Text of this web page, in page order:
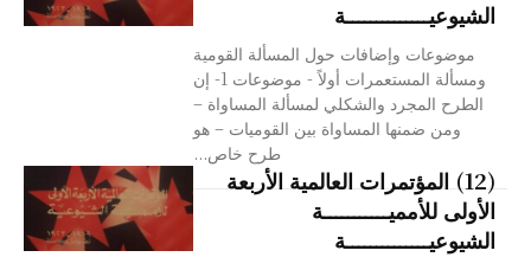
الشيوعيــــــــــــــة
موضوعات وإضافات حول المسألة القومية
ومسألة المستعمرات أولاً - موضوعات 1- إن
الطرح المجرد والشكلي لمسألة المساواة –
ومن ضمنها المساواة بين القوميات – هو
طرح خاص...
(12) المؤتمرات العالمية الأربعة
الأولى للأمميـــــــــــة
الشيوعيــــــــــــــة